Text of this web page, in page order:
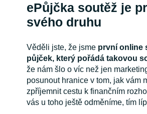
ePůjčka soutěž je
svého druhu
Věděli jste, že jsme první online
půjček, který pořádá takovou
že nám šlo o víc než jen
posunout hranice v tom, jak vám
zpříjemnit cestu k finančním
vás u toho ještě odměníme, tím